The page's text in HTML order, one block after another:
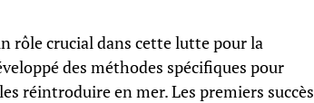
rôle crucial dans cette lutte pour la
des méthodes spécifiques pour
réintroduire en mer. Les premiers succès